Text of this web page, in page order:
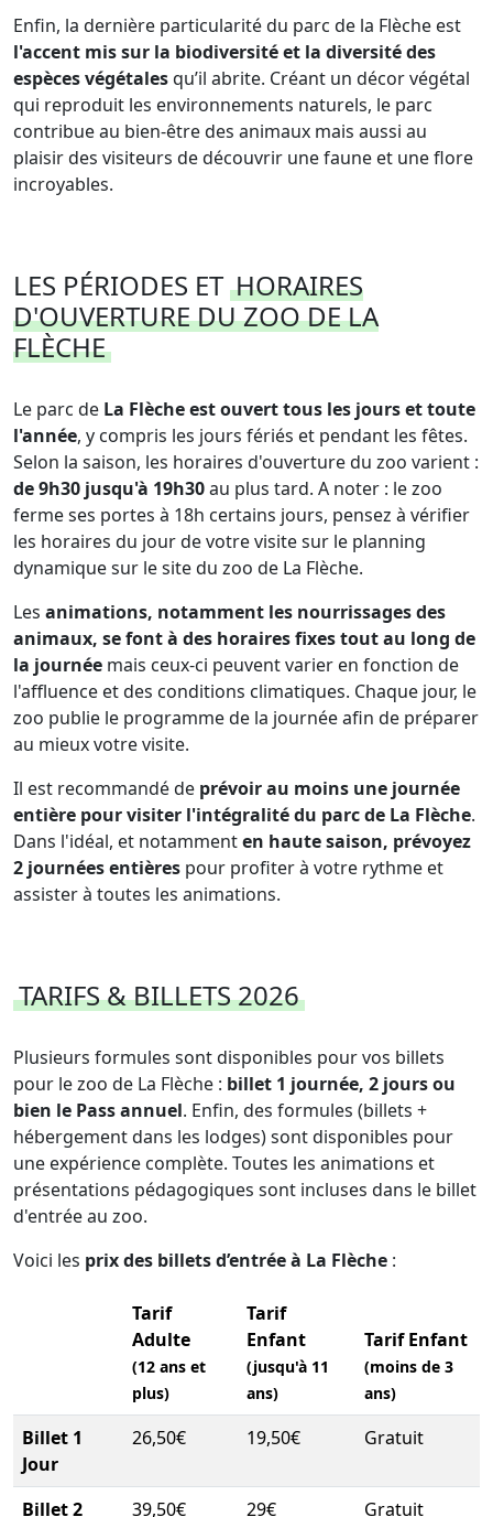
Enfin, la dernière particularité du parc de la Flèche est
l'accent mis sur la biodiversité et la diversité des
espèces végétalesqu’il abrite. Créant un décor végétal
qui reproduit les environnements naturels, le parc
contribue au bien-être des animaux mais aussi au
plaisir des visiteurs de découvrir une faune et une flore
incroyables.
LES PÉRIODES ET HORAIRES
D'OUVERTURE DU ZOO DE LA
FLÈCHE
Le parc de La Flèche est ouvert tous les jours et toute
l'année, y compris les jours fériés et pendant les fêtes.
Selon la saison, les horaires d'ouverture du zoo varient :
de 9h30 jusqu'à 19h30au plus tard. A noter : le zoo
ferme ses portes à 18h certains jours, pensez à vérifier
les horaires du jour de votre visite sur le planning
dynamique sur le site du zoo de La Flèche.
Les animations, notamment les nourrissages des
animaux, se font à des horaires fixes tout au long de
la journée mais ceux-ci peuvent varier en fonction de
l'affluence et des conditions climatiques. Chaque jour, le
zoo publie le programme de la journée afin de préparer
au mieux votre visite.
Il est recommandé de prévoir au moins une journée
entière pour visiter l'intégralité du parc de La Flèche.
Dans l'idéal, et notammenten haute saison, prévoyez
2 journées entières pour profiter à votre rythme et
assister à toutes les animations.
TARIFS & BILLETS 2026
Plusieurs formules sont disponibles pour vos billets
pour le zoo de La Flèche : billet 1 journée, 2 jours ou
bien le Pass annuel. Enfin, des formules (billets +
hébergement dans les lodges) sont disponibles pour
une expérience complète. Toutes les animations et
présentations pédagogiques sont incluses dans le billet
d'entrée au zoo.
Voici les prix des billets d’entrée à La Flèche :
Tarif
Adulte
(12 ans et
plus)
Tarif
Enfant
(jusqu'à 11
ans)
Tarif Enfant
(moins de 3
ans)
Billet 1
Jour
26,50€ 19,50€ Gratuit
Billet 2 39,50€ 29€ Gratuit